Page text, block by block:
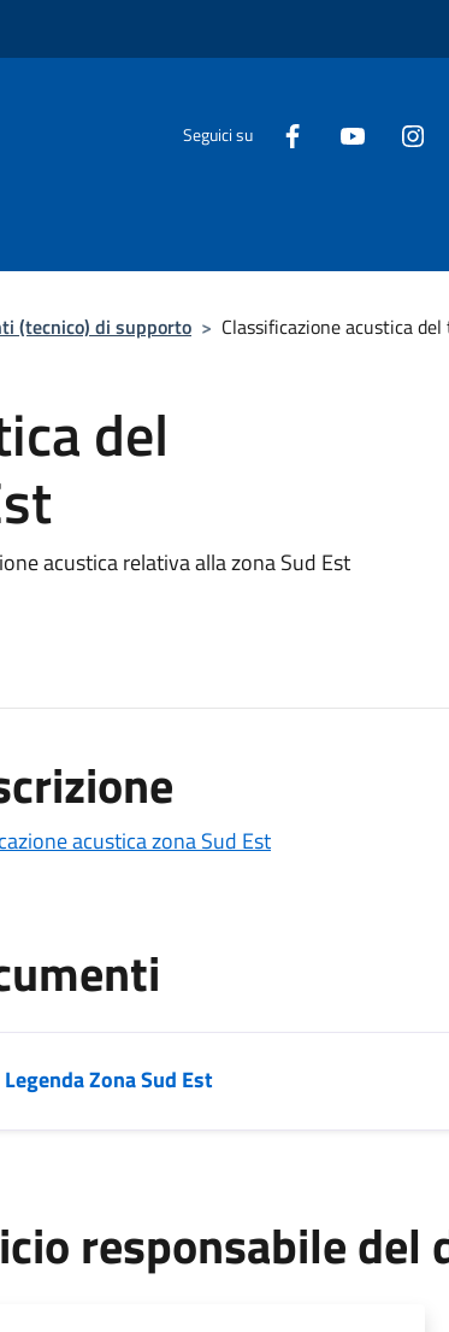
Seguici su
(tecnico) di supporto > Classificazione acustica
del
acustica relativa alla zona Sud Est
acustica zona Sud Est
Legenda Zona Sud Est
responsabile del